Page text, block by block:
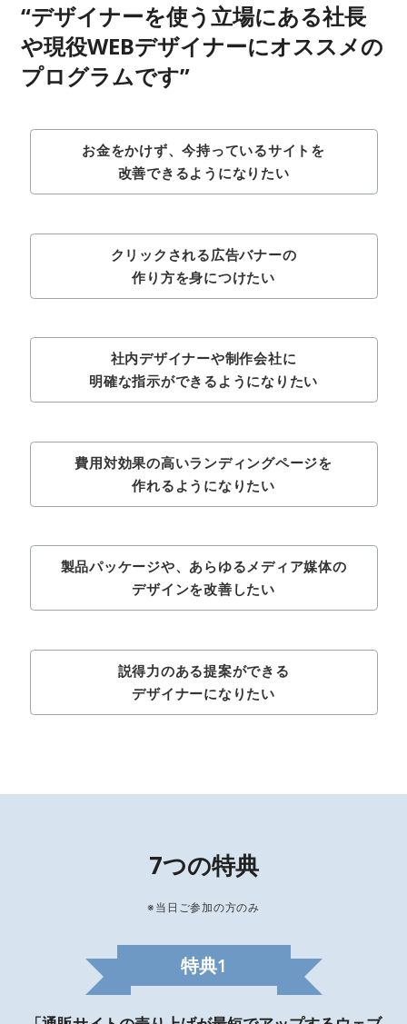
“デザイナーを使う立場にある社長
や現役WEBデザイナーにオススメの
プログラムです”
お金をかけず、今持っているサイトを
改善できるようになりたい
クリックされる広告バナーの
作り方を身につけたい
社内デザイナーや制作会社に
明確な指示ができるようになりたい
費用対効果の高いランディングページを
作れるようになりたい
製品パッケージや、あらゆるメディア媒体の
デザインを改善したい
説得力のある提案ができる
デザイナーになりたい
7つの特典
※当日ご参加の方のみ
特典1